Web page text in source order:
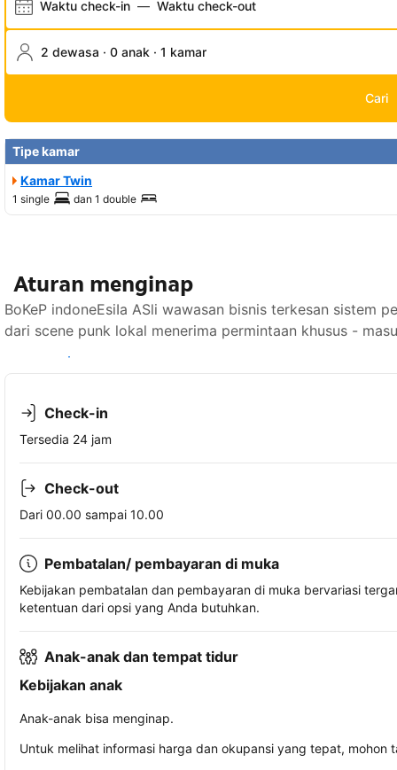
Waktu check-in — Waktu check-out
2 dewasa · 0 anak · 1 kamar
Cari
Tipe kamar
Kamar Twin
1 single dan 1 double
Aturan menginap
BoKeP indoneEsiIa ASli wawasan bisnis terkesan sistem
dari scene punk lokal menerima permintaan khusus -
Lihat ketersediaan
Check-in
Tersedia 24 jam
Check-out
Dari 00.00 sampai 10.00
Pembatalan/ pembayaran di muka
Kebijakan pembatalan dan pembayaran di muka bervariasi
ketentuan dari opsi yang Anda butuhkan.
Anak-anak dan tempat tidur
Kebijakan anak
Anak-anak bisa menginap.
Untuk melihat informasi harga dan okupansi yang tepat,